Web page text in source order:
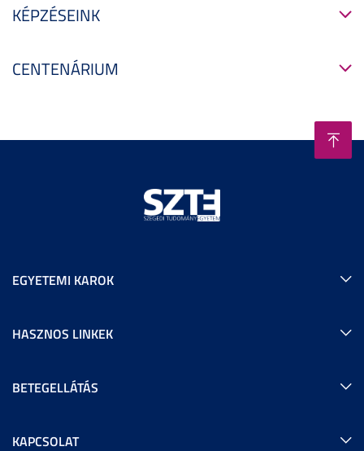
KÉPZÉSEINK
CENTENÁRIUM
EGYETEMI KAROK
HASZNOS LINKEK
BETEGELLÁTÁS
KAPCSOLAT